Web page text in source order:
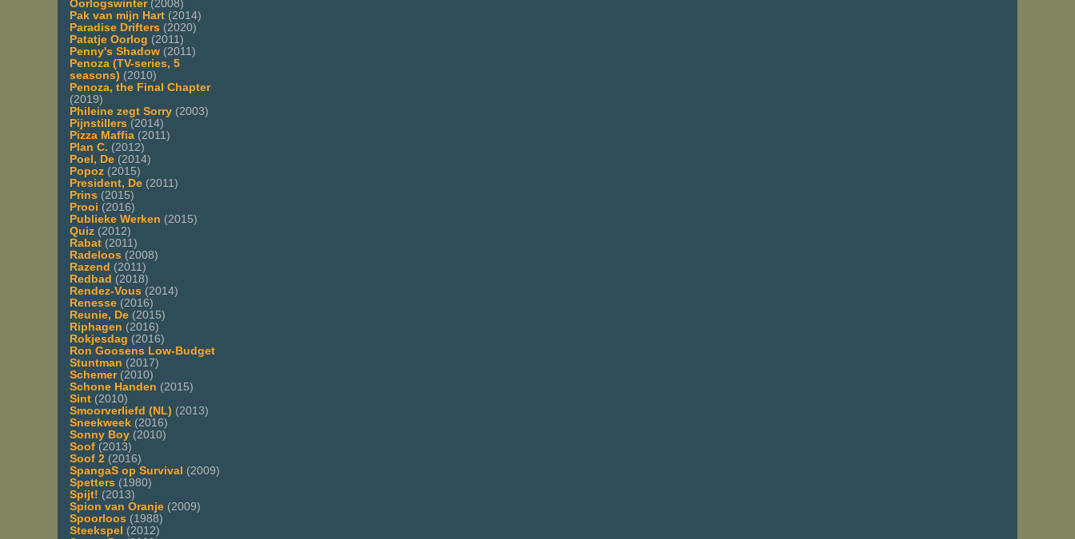
Oorlogswinter(2008)
Pak van mijn Hart (2014)
Paradise Drifters (2020)
Patatje Oorlog (2011)
Penny's Shadow (2011)
Penoza (TV-series, 5
seasons) (2010)
Penoza, the Final Chapter
(2019)
Phileine zegt Sorry (2003)
Pijnstillers (2014)
Pizza Maffia (2011)
Plan C. (2012)
Poel, De (2014)
Popoz (2015)
President, De (2011)
Prins (2015)
Prooi (2016)
Publieke Werken (2015)
Quiz (2012)
Rabat (2011)
Radeloos (2008)
Razend (2011)
Redbad (2018)
Rendez-Vous (2014)
Renesse (2016)
Reunie, De (2015)
Riphagen (2016)
Rokjesdag (2016)
Ron Goosens Low-Budget
Stuntman (2017)
Schemer(2010)
Schone Handen (2015)
Sint (2010)
Smoorverliefd (NL) (2013)
Sneekweek (2016)
Sonny Boy (2010)
Soof (2013)
Soof 2 (2016)
SpangaS op Survival (2009)
Spetters (1980)
Spijt! (2013)
Spion van Oranje (2009)
Spoorloos (1988)
Steekspel (2012)